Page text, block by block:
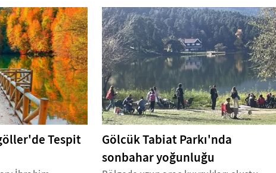
Tespit
Gölcük Tabiat Parkı'nda
sonbahar yoğunluğu